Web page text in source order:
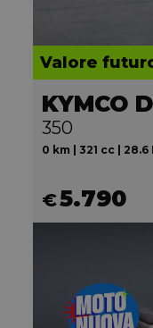
Valore
KYMCO
350
0 km | 321 cc | 28.6
€5.790